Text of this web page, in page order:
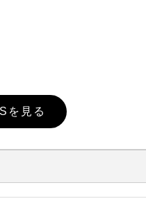
を見る